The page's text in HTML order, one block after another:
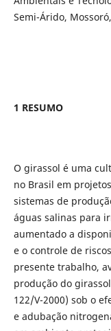
Semi-Árido,
1 RESUMO
O girassol é uma
no Brasil em
sistemas de
águas salinas para
aumentado a
e o controle de
presente trabalho,
produção do
122/V-2000) sob o
e adubação